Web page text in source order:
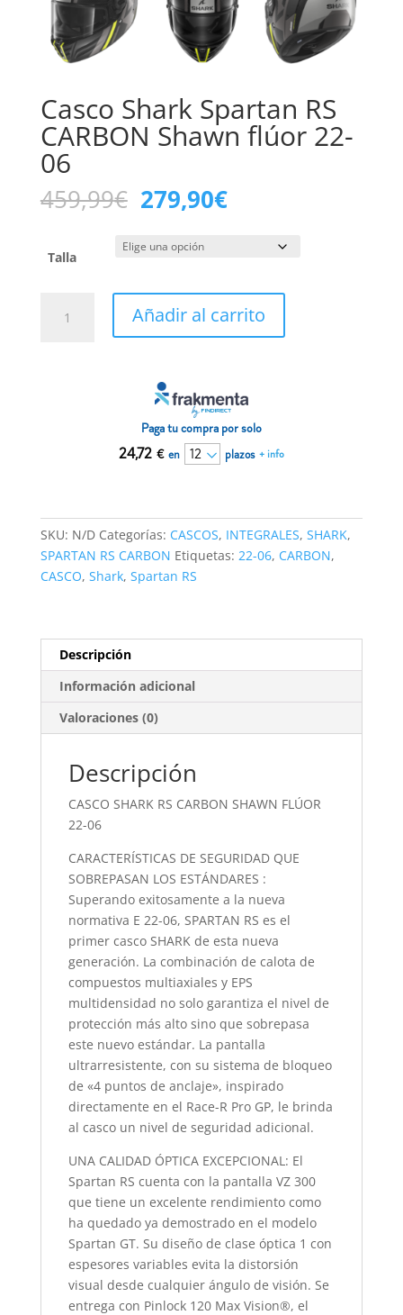
Casco Shark Spartan RS
CARBON Shawn flúor 22-
06
459,99€ El
precio
original
era:
279,90€El
precio
actual
Talla
Shark
Añadir al carrito
Paga tu compra por solo
24,72 € en plazos + info
SKU: N/D Categorías: CASCOS, INTEGRALES, SHARK,
SPARTAN RS CARBON Etiquetas: 22-06, CARBON,
CASCO, Shark, Spartan RS
Descripción
Información adicional
Valoraciones (0)
Descripción
CASCO SHARK RS CARBON SHAWN FLÚOR
22-06
CARACTERÍSTICAS DE SEGURIDAD QUE
SOBREPASAN LOS ESTÁNDARES :
Superando exitosamente a la nueva
normativa E 22-06, SPARTAN RS es el
primer casco SHARK de esta nueva
generación. La combinación de calota de
compuestos multiaxiales y EPS
multidensidad no solo garantiza el nivel de
protección más alto sino que sobrepasa
este nuevo estándar. La pantalla
ultrarresistente, con su sistema de bloqueo
de «4 puntos de anclaje», inspirado
directamente en el Race-R Pro GP, le brinda
al casco un nivel de seguridad adicional.
UNA CALIDAD ÓPTICA EXCEPCIONAL: El
Spartan RS cuenta con la pantalla VZ 300
que tiene un excelente rendimiento como
ha quedado ya demostrado en el modelo
Spartan GT. Su diseño de clase óptica 1 con
espesores variables evita la distorsión
visual desde cualquier ángulo de visión. Se
entrega con Pinlock 120 Max Vision®, el